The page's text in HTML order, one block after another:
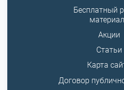
Бесплатный
Акции
Статьи
Карта
Договор